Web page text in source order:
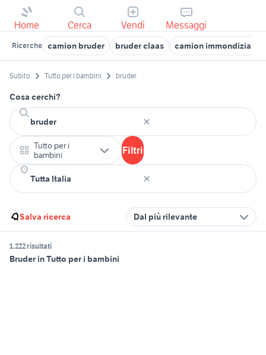
Home Cerca Vendi Messaggi
Ricerche camion bruder bruder claas camion immondizia
Subito Tutto per i bambini bruder
Cosa cerchi?
Tutto per i
bambini
Filtri
Salva ricerca Dal più rilevante
1.222 risultati
Bruder in Tutto per i bambini